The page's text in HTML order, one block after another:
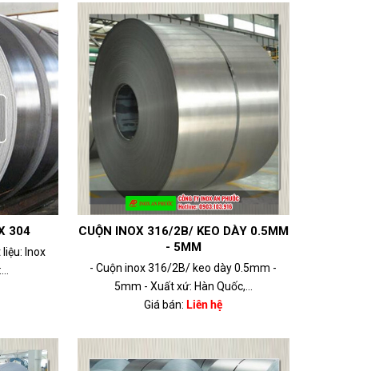
304
Inox
CUỘN INOX 316/2B/ KEO DÀY 0.5MM
- 5MM
- Cuộn inox 316/2B/ keo dày 0.5mm -
5mm - Xuất xứ: Hàn Quốc,...
Giá bán: Liên hệ